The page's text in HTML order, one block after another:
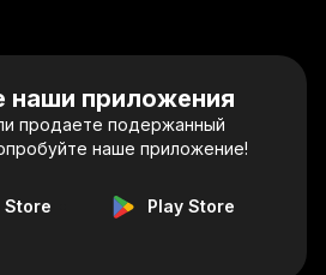
наши приложения
продаете подержанный
наше приложение!
Store Play Store